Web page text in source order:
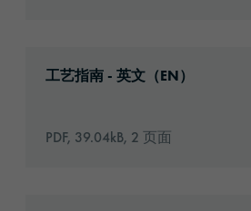
工艺指南 - 英文（EN）
PDF, 39.04kB, 2 页面